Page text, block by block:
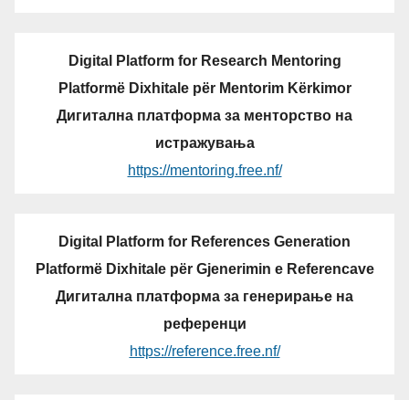
Digital Platform for Research Mentoring
Platformë Dixhitale për Mentorim Kërkimor
Дигитална платформа за менторство на
истражувања
https://mentoring.free.nf/
Digital Platform for References Generation
Platformë Dixhitale për Gjenerimin e Referencave
Дигитална платформа за генерирање на
референци
https://reference.free.nf/